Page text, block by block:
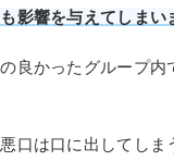
影響を与えてしまい
良かったグループ内
口は口に出してし